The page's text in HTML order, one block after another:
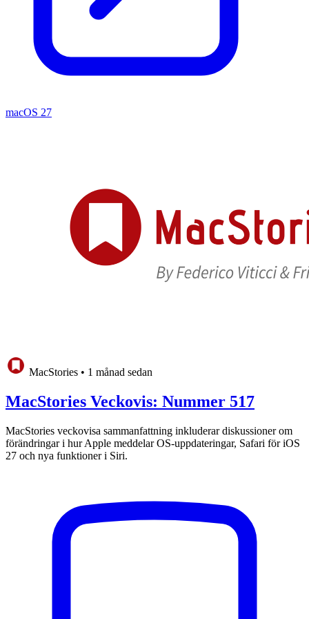
macOS 27
MacStories • 1 månad sedan
MacStories Veckovis: Nummer 517
MacStories veckovisa sammanfattning inkluderar diskussioner om
förändringar i hur Apple meddelar OS-uppdateringar, Safari för iOS
27 och nya funktioner i Siri.